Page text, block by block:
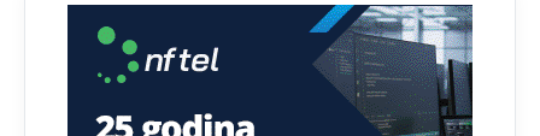
pusti ih ciganija...pocetkom ovog vjeka,neko rece za
Radovana i Ratka kaki su oni srbi...i poce dalje da
besjedi znam ja dobro sta je bilo u Ag-ci...